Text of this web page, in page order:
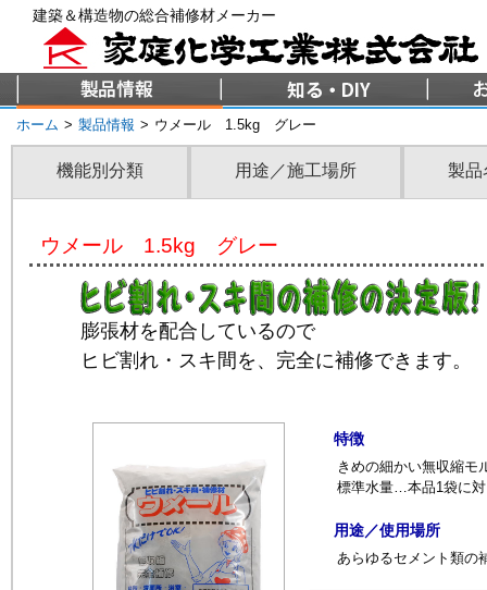
建築＆構造物の総合補修材メーカー
ホーム > 製品情報 > ウメール 1.5kg グレー
機能別分類 用途／施工場所 製品
ウメール 1.5kg グレー
膨張材を配合しているので
ヒビ割れ・スキ間を、完全に補修できます。
特徴
きめの細かい無収縮モ
標準水量…本品1袋に
用途／使用場所
あらゆるセメント類の